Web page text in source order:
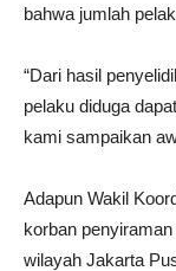
bahwa jumlah
“Dari hasil
pelaku diduga
kami sampaikan
Adapun Wakil
korban
wilayah Jakarta